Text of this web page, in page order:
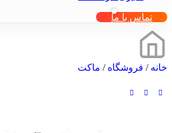
تماس با ما
خانه/ فروشگاه/ ماکت